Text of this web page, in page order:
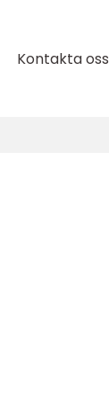
Kontakta oss